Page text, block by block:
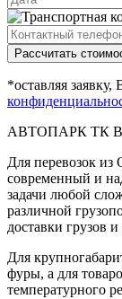
Рассчитать
*оставляя заявку,
АВТОПАРК ТК
Для перевозок из
современный и
задачи любой
различной
доставки грузов
Для
фуры, а для
температурного